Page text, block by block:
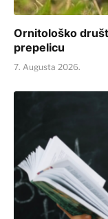
Ornitološko
prepelicu
7. Augusta 2026.